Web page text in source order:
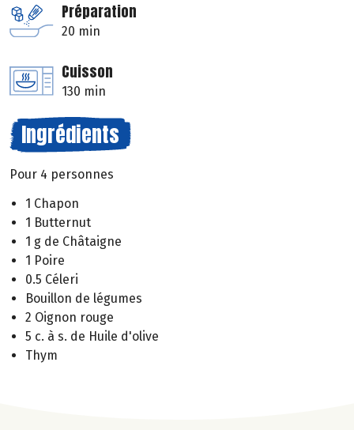
Préparation
20 min
Cuisson
130 min
Ingrédients
Pour 4 personnes
1 Chapon
1 Butternut
1 g de Châtaigne
1 Poire
0.5 Céleri
Bouillon de légumes
2 Oignon rouge
5 c. à s. de Huile d'olive
Thym